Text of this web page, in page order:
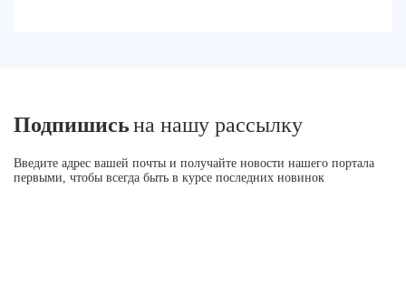
Подпишисьна нашу рассылку
Введите адрес вашей почты и получайте новости нашего портала
первыми, чтобы всегда быть в курсе последних новинок